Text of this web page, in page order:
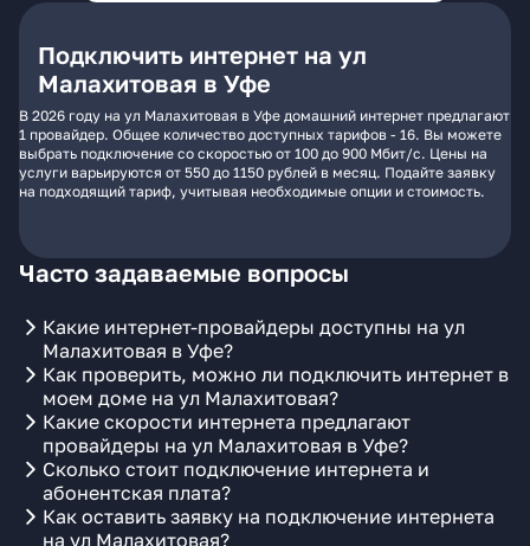
Подключить интернет на ул
Малахитовая в Уфе
В 2026 году на ул Малахитовая в Уфе домашний интернет предлагают
1 провайдер. Общее количество доступных тарифов - 16. Вы можете
выбрать подключение со скоростью от 100 до 900 Мбит/с. Цены на
услуги варьируются от 550 до 1150 рублей в месяц. Подайте заявку
на подходящий тариф, учитывая необходимые опции и стоимость.
Часто задаваемые вопросы
Какие интернет-провайдеры доступны на ул
Малахитовая в Уфе?
Как проверить, можно ли подключить интернет в
моем доме на ул Малахитовая?
Какие скорости интернета предлагают
провайдеры на ул Малахитовая в Уфе?
Сколько стоит подключение интернета и
абонентская плата?
Как оставить заявку на подключение интернета
на ул Малахитовая?